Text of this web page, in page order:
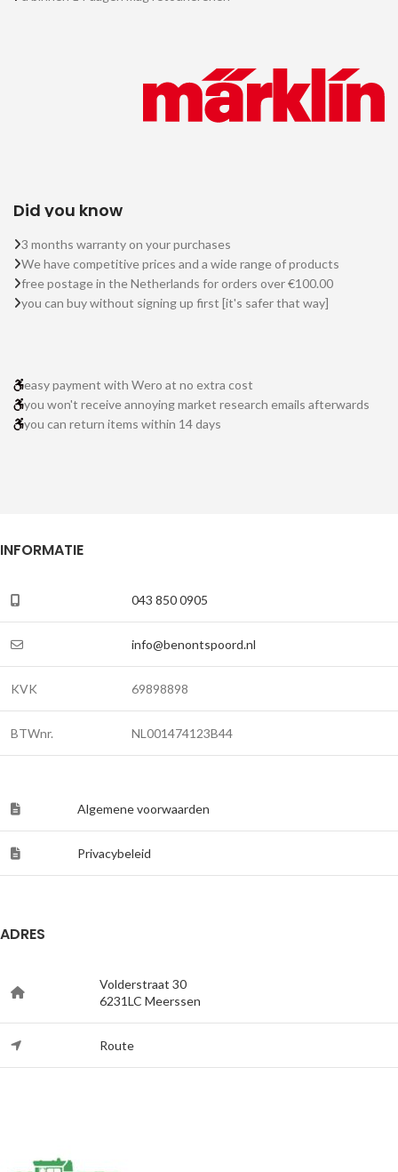
Did you know
3 months warranty on your purchases
We have competitive prices and a wide range of products
free postage in the Netherlands for orders over €100.00
you can buy without signing up first [it's safer that way]
easy payment with Wero at no extra cost
you won't receive annoying market research emails afterwards
you can return items within 14 days
INFORMATIE
043 850 0905
info@benontspoord.nl
KVK 69898898
BTWnr. NL001474123B44
Algemene voorwaarden
Privacybeleid
ADRES
Volderstraat 30
6231LC Meerssen
Route